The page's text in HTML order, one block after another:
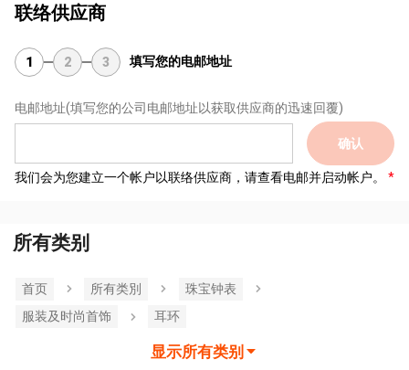
联络供应商
1 2 3 填写您的电邮地址
电邮地址(填写您的公司电邮地址以获取供应商的迅速回覆)
确认
我们会为您建立一个帐户以联络供应商，请查看电邮并启动帐户。
所有类别
首页 所有类別
珠宝钟表
服装及时尚首饰
耳环
显示所有类别